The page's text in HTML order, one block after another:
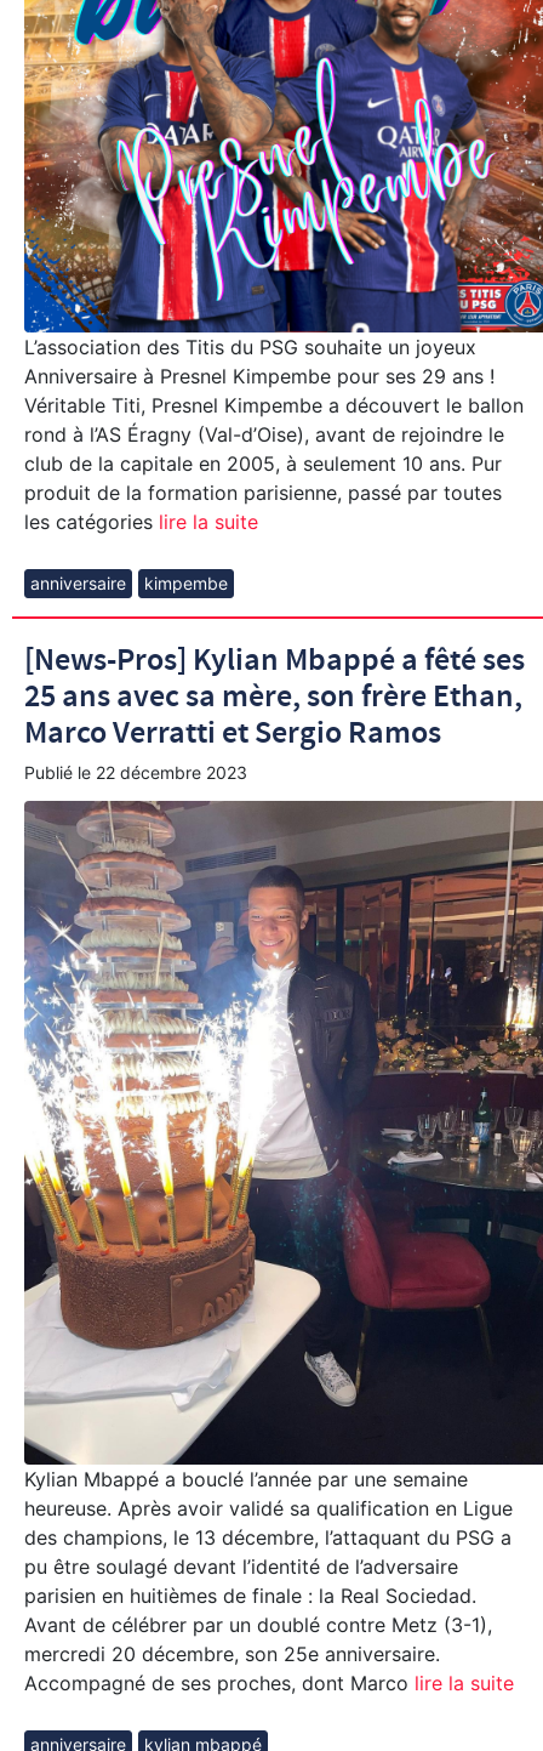
L’association des Titis du PSG souhaite un joyeux
Anniversaire à Presnel Kimpembe pour ses 29 ans !
Véritable Titi, Presnel Kimpembe a découvert le ballon
rond à l’AS Éragny (Val-d’Oise), avant de rejoindre le
club de la capitale en 2005, à seulement 10 ans. Pur
produit de la formation parisienne, passé par toutes
les catégories lire la suite
anniversaire kimpembe
[News-Pros] Kylian Mbappé a fêté ses
25 ans avec sa mère, son frère Ethan,
Marco Verratti et Sergio Ramos
Publié le 22 décembre 2023
Kylian Mbappé a bouclé l’année par une semaine
heureuse. Après avoir validé sa qualification en Ligue
des champions, le 13 décembre, l’attaquant du PSG a
pu être soulagé devant l’identité de l’adversaire
parisien en huitièmes de finale : la Real Sociedad.
Avant de célébrer par un doublé contre Metz (3-1),
mercredi 20 décembre, son 25e anniversaire.
Accompagné de ses proches, dont Marco lire la suite
anniversaire kylian mbappé